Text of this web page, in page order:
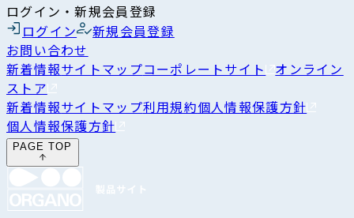
ログイン・新規会員登録
ログイン
新規会員登録
お問い合わせ
新着情報サイトマップコーポレートサイト オンライン
ストア
新着情報サイトマップ利用規約個人情報保護方針
個人情報保護方針
PAGE TOP